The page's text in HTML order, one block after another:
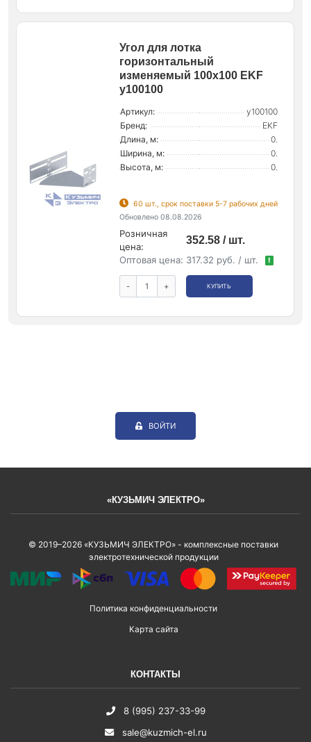
Угол для лотка
горизонтальный
изменяемый 100х100 EKF
y100100
Артикул:
y100100
Бренд:
EKF
Длина, м:
0.
Ширина, м:
0.
Высота, м:
0.
60 шт., срок поставки 5-7 рабочих дней
Обновлено 08.08.2026
Розничная
цена:
352.58 / шт.
Оптовая цена: 317.32 руб. / шт. !
- + КУПИТЬ
ВОЙТИ
«КУЗЬМИЧ ЭЛЕКТРО»
© 2019–2026 «КУЗЬМИЧ ЭЛЕКТРО» - комплексные поставки
электротехнической продукции
Политика конфиденциальности
Карта сайта
КОНТАКТЫ
8 (995) 237-33-99
sale@kuzmich-el.ru